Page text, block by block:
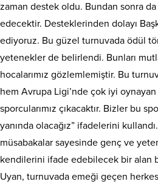
zaman destek oldu. Bundan sonra
edecektir. Desteklerinden dolayı
ediyoruz. Bu güzel turnuvada ödül
yetenekler de belirlendi. Bunları
hocalarımız gözlemlemiştir. Bu
hem Avrupa Ligi’nde çok iyi
sporcularımız çıkacaktır. Bizler bu
yanında olacağız” ifadelerini
müsabakalar sayesinde genç ve
kendilerini ifade edebilecek bir alan
Uyan, turnuvada emeği geçen